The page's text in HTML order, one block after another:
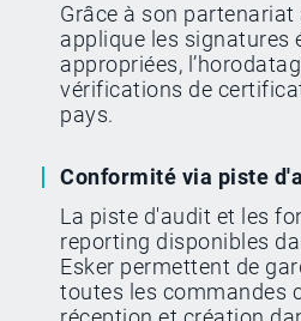
Grâce à son partenariat
applique les signatures
appropriées,
vérifications de
pays.
Conformité via piste
La piste d'audit et les
reporting disponibles
Esker permettent de
toutes les commandes